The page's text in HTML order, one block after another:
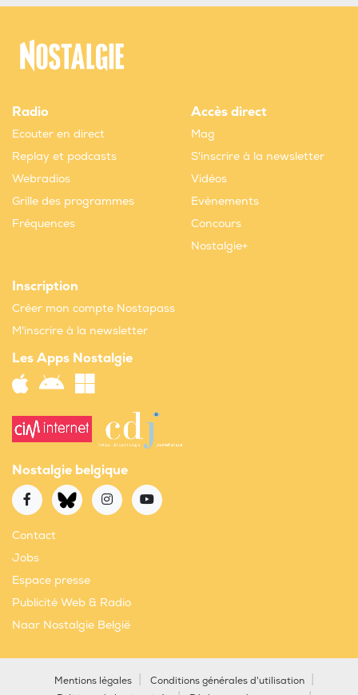
Radio
Ecouter en direct
Replay et podcasts
Webradios
Grille des programmes
Fréquences
Accès direct
Mag
S'inscrire à la newsletter
Vidéos
Evènements
Concours
Nostalgie+
Inscription
Créer mon compte Nostapass
M'inscrire à la newsletter
Les Apps Nostalgie
Nostalgie belgique
Contact
Jobs
Espace presse
Publicité Web & Radio
Naar Nostalgie België
Mentions légales
Conditions générales d'utilisation